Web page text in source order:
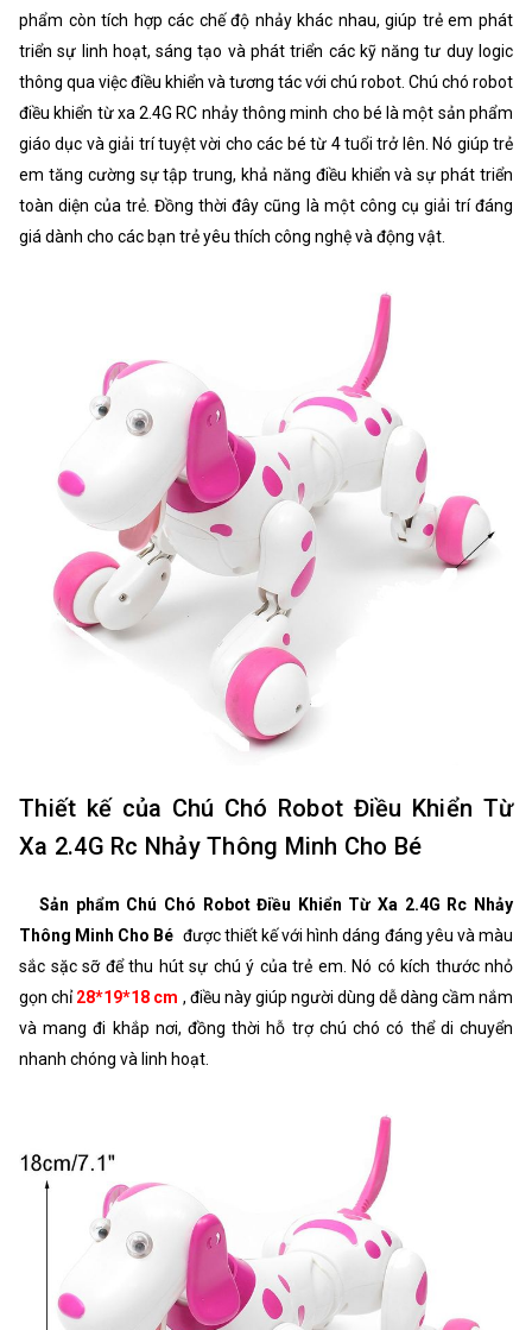
phẩm còn tích hợp các chế độ nhảy khác nhau, giúp trẻ em phát
triển sự linh hoạt, sáng tạo và phát triển các kỹ năng tư duy logic
thông qua việc điều khiển và tương tác với chú robot. Chú chó robot
điều khiển từ xa 2.4G RC nhảy thông minh cho bé là một sản phẩm
giáo dục và giải trí tuyệt vời cho các bé từ 4 tuổi trở lên. Nó giúp trẻ
em tăng cường sự tập trung, khả năng điều khiển và sự phát triển
toàn diện của trẻ. Đồng thời đây cũng là một công cụ giải trí đáng
giá dành cho các bạn trẻ yêu thích công nghệ và động vật.
Thiết kế của Chú Chó Robot Điều Khiển Từ
Xa 2.4G Rc Nhảy Thông Minh Cho Bé
Sản phẩm Chú Chó Robot Điều Khiển Từ Xa 2.4G Rc Nhảy
Thông Minh Cho Bé được thiết kế với hình dáng đáng yêu và màu
sắc sặc sỡ để thu hút sự chú ý của trẻ em. Nó có kích thước nhỏ
gọn chỉ28*19*18 cm , điều này giúp người dùng dễ dàng cầm nắm
và mang đi khắp nơi, đồng thời hỗ trợ chú chó có thể di chuyển
nhanh chóng và linh hoạt.